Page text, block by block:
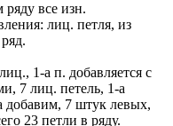
ряду все изн.
лиц. петля, из
1-а п. добавляется с
7 лиц. петель, 1-а
добавим, 7 штук левых,
23 петли в ряду.